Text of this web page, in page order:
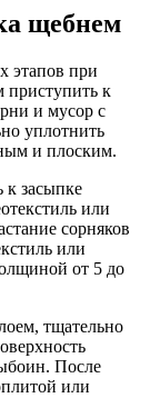
щебнем
этапов при
приступить к
и мусор с
уплотнить
и плоским.
к засыпке
или
сорняков
или
от 5 до
тщательно
После
или